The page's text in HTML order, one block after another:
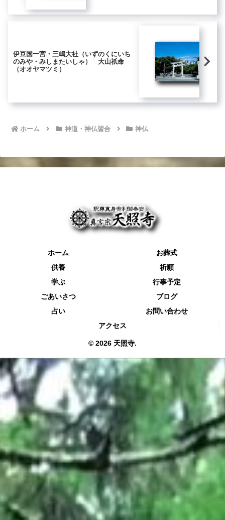
伊豆国一宮・三嶋大社（いずのくにいち
のみや・みしまたいしゃ） 大山祇命
（オオヤマツミ）
ホーム 神道・神仏習合 神仏
ホーム
お葬式
供養
祈願
学ぶ
行事予定
ごあいさつ
ブログ
占い
お問い合わせ
アクセス
© 2026 天照寺.